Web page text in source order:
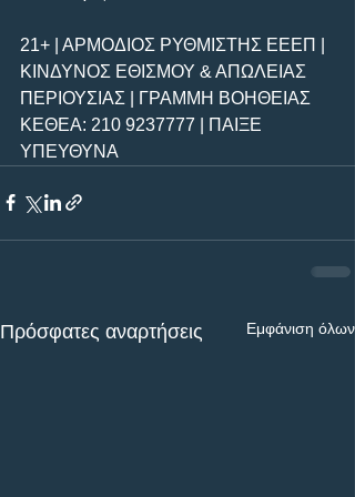
21+ | ΑΡΜΟΔΙΟΣ ΡΥΘΜΙΣΤΗΣ ΕΕΕΠ |
ΚΙΝΔΥΝΟΣ ΕΘΙΣΜΟΥ & ΑΠΩΛΕΙΑΣ
ΠΕΡΙΟΥΣΙΑΣ | ΓΡΑΜΜΗ ΒΟΗΘΕΙΑΣ
ΚΕΘΕΑ: 210 9237777 | ΠΑΙΞΕ
ΥΠΕΥΘΥΝΑ
Πρόσφατες αναρτήσεις Εμφάνιση όλων